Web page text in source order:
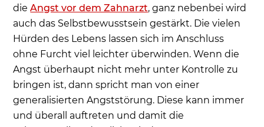
dieAngst vor dem Zahnarzt, ganz nebenbei wird
auch das Selbstbewusstsein gestärkt. Die vielen
Hürden des Lebens lassen sich im Anschluss
ohne Furcht viel leichter überwinden. Wenn die
Angst überhaupt nicht mehr unter Kontrolle zu
bringen ist, dann spricht man von einer
generalisierten Angststörung. Diese kann immer
und überall auftreten und damit die